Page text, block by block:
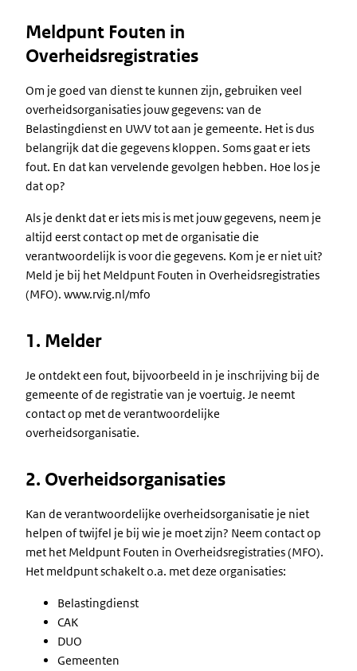
Meldpunt Fouten in
Overheidsregistraties
Om je goed van dienst te kunnen zijn, gebruiken veel
overheidsorganisaties jouw gegevens: van de
Belastingdienst en UWV tot aan je gemeente. Het is dus
belangrijk dat die gegevens kloppen. Soms gaat er iets
fout. En dat kan vervelende gevolgen hebben. Hoe los je
dat op?
Als je denkt dat er iets mis is met jouw gegevens, neem je
altijd eerst contact op met de organisatie die
verantwoordelijk is voor die gegevens. Kom je er niet uit?
Meld je bij het Meldpunt Fouten in Overheidsregistraties
(MFO). www.rvig.nl/mfo
1. Melder
Je ontdekt een fout, bijvoorbeeld in je inschrijving bij de
gemeente of de registratie van je voertuig. Je neemt
contact op met de verantwoordelijke
overheidsorganisatie.
2. Overheidsorganisaties
Kan de verantwoordelijke overheidsorganisatie je niet
helpen of twijfel je bij wie je moet zijn? Neem contact op
met het Meldpunt Fouten in Overheidsregistraties (MFO).
Het meldpunt schakelt o.a. met deze organisaties:
Belastingdienst
CAK
DUO
Gemeenten